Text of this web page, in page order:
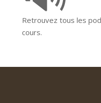
Retrouvez tous les
cours.